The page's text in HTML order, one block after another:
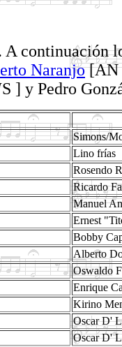
A continuación
Naranjo[AN
] y Pedro
Simons/
Lino frías
Rosendo
Ricardo
Manuel
Ernest
Bobby
Alberto
Oswaldo
Enrique
Kirino
Oscar D'
Oscar D'